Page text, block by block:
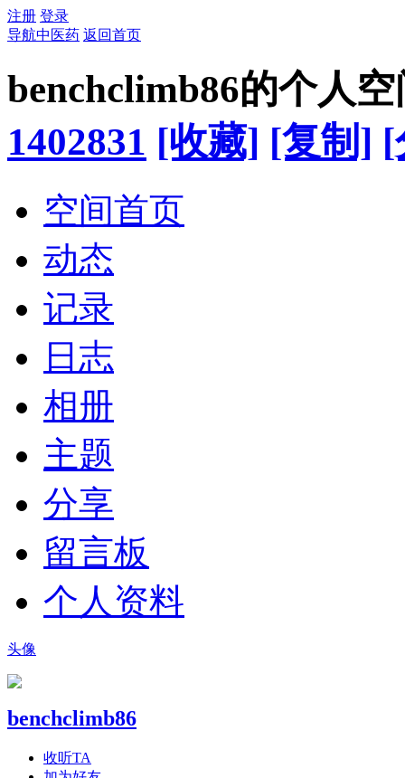
注册 登录
导航中医药 返回首页
benchclimb86的个人空
1402831 [收藏] [复制] [
空间首页
动态
记录
日志
相册
主题
分享
留言板
个人资料
头像
benchclimb86
收听TA